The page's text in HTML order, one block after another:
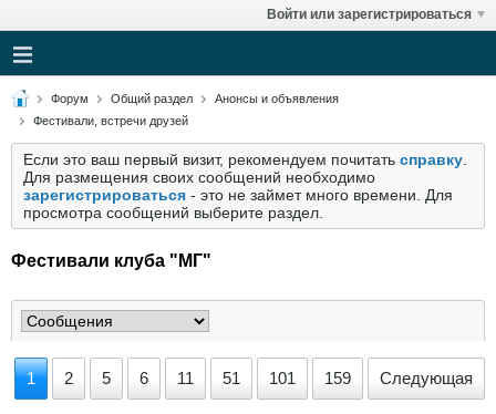
Войти или зарегистрироваться
Форум Общий раздел
Анонсы и объявления
Фестивали, встречи друзей
Если это ваш первый визит, рекомендуем почитать справку
Для размещения своих сообщений необходимо
зарегистрироваться - это не займет много времени. Для
просмотра сообщений выберите раздел.
Фестивали клуба "МГ"
1 2 5 6 11 51 101 159 Следующая